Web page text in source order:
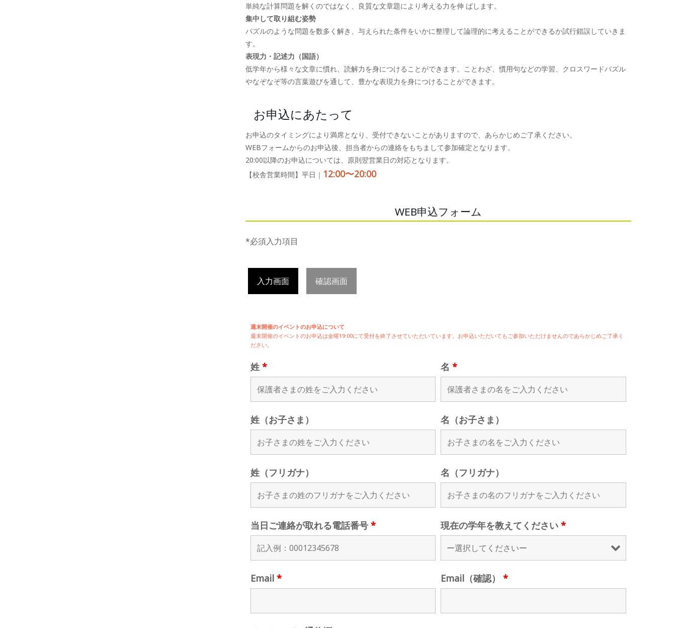
単純な計算問題を解くのではなく、良質な文章題により考える力を伸 ばします。
集中して取り組む姿勢
パズルのような問題を数多く解き、与えられた条件をいかに整理して論理的に考えることができるか試行錯誤していきま
す。
表現力・記述力（国語）
低学年から様々な文章に慣れ、読解力を身につけることができます。ことわざ、慣用句などの学習、クロスワードパズル
やなぞなぞ等の言葉遊びを通して、豊かな表現力を身につけることができます。
お申込にあたって
お申込のタイミングにより満席となり、受付できないことがありますので、あらかじめご了承ください。
WEBフォームからのお申込後、担当者からの連絡をもちまして参加確定となります。
20:00以降のお申込については、原則翌営業日の対応となります。
【校舎営業時間】平日｜ 12:00〜20:00
WEB申込フォーム
*必須入力項目
入力画面 確認画面
週末開催のイベントのお申込について
週末開催のイベントのお申込は金曜19:00にて受付を終了させていただいています。お申込いただいてもご参加いただけませんのであらかじめご了承く
ださい。
姓 * 名*
姓（お子さま） 名（お子さま）
姓（フリガナ） 名（フリガナ）
当日ご連絡が取れる電話番号 * 現在の学年を教えてください*
Email * Email（確認）*